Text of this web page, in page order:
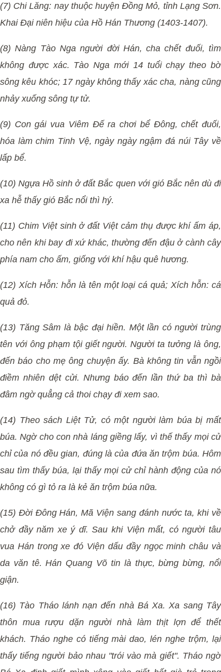
(7) Chi Lăng: nay thuộc huyện Đồng Mỏ, tỉnh Lạng Sơn.
Khai Đại niên hiệu của Hồ Hán Thương (1403-1407).
(8) Nàng Tào Nga người đời Hán, cha chết đuối, tìm
không được xác. Tào Nga mới 14 tuổi chạy theo bờ
sông kêu khóc; 17 ngày không thấy xác cha, nàng cũng
nhảy xuống sông tự tử.
(9) Con gái vua Viêm Đế ra chơi bể Đông, chết đuối,
hóa làm chim Tinh Vệ, ngày ngày ngậm đá núi Tây về
lấp bể.
(10) Ngựa Hồ sinh ở đất Bắc quen với gió Bắc nên dù đi
xa hễ thấy gió Bắc nổi thì hý.
(11) Chim Việt sinh ở đất Việt cảm thụ được khí ấm áp,
cho nên khi bay đi xứ khác, thường đến đậu ở cành cây
phía nam cho ấm, giống với khí hậu quê hương.
(12) Xích Hỗn: hỗn là tên một loại cá quả; Xích hỗn: cá
quả đỏ.
(13) Tăng Sâm là bậc đại hiền. Một lần có người trùng
tên với ông phạm tội giết người. Người ta tưởng là ông,
đến báo cho mẹ ông chuyện ấy. Bà không tin vẫn ngồi
điềm nhiên dệt cửi. Nhưng báo đến lần thứ ba thì bà
đâm ngờ quẳng cả thoi chạy đi xem sao.
(14) Theo sách Liệt Tử, có một người làm búa bị mất
búa. Ngờ cho con nhà láng giềng lấy, vì thế thấy mọi cử
chỉ của nó đều gian, đúng là của đứa ăn trộm búa. Hôm
sau tìm thấy búa, lại thấy mọi cử chỉ hành động của nó
không có gì tỏ ra là kẻ ăn trộm búa nữa.
(15) Đời Đông Hán, Mã Viện sang đánh nước ta, khi về
chở đầy năm xe ý dĩ. Sau khi Viện mất, có người tâu
vua Hán trong xe đó Viện dấu đầy ngọc minh châu và
da văn tê. Hán Quang Võ tin là thực, bừng bừng, nổi
giận.
(16) Tào Tháo lánh nạn đến nhà Bá Xa. Xa sang Tây
thôn mua rượu dặn người nhà làm thịt lợn để thết
khách. Tháo nghe có tiếng mài dao, lén nghe trộm, lại
thấy tiếng người bảo nhau "trói vào mà giết". Tháo ngờ